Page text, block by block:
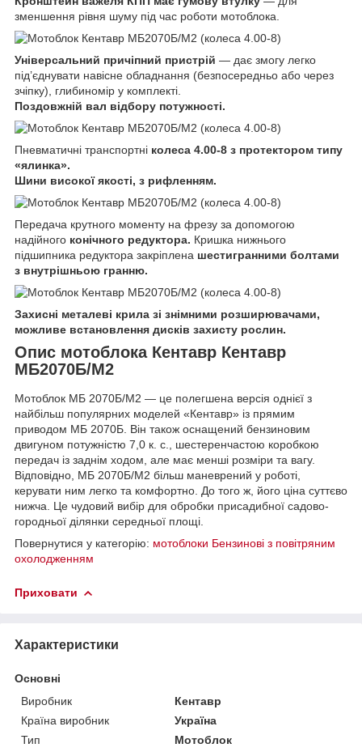
зменшення рівня шуму під час роботи мотоблока.
Універсальний причіпний пристрій — дає змогу легко
під’єднувати навісне обладнання (безпосередньо або через
зчіпку), глибиномір у комплекті.
Поздовжній вал відбору потужності.
Пневматичні транспортні колеса 4.00-8 з протектором типу
«ялинка».
Шини високої якості, з рифленням.
Передача крутного моменту на фрезу за допомогою
надійного конічного редуктора. Кришка нижнього
підшипника редуктора закріплена шестигранними болтами
з внутрішньою гранню.
Захисні металеві крила зі знімними розширювачами,
можливе встановлення дисків захисту рослин.
Опис мотоблока Кентавр Кентавр
МБ2070Б/М2
Мотоблок МБ 2070Б/М2 — це полегшена версія однієї з
найбільш популярних моделей «Кентавр» із прямим
приводом МБ 2070Б. Він також оснащений бензиновим
двигуном потужністю 7,0 к. с., шестеренчастою коробкою
передач із заднім ходом, але має менші розміри та вагу.
Відповідно, МБ 2070Б/М2 більш маневрений у роботі,
керувати ним легко та комфортно. До того ж, його ціна суттєво
нижча. Це чудовий вибір для обробки присадибної садово-
городньої ділянки середньої площі.
Повернутися у категорію: мотоблоки Бензинові з повітряним
охолодженням
Приховати
Характеристики
Основні
Виробник
Кентавр
Країна виробник
Україна
Тип
Мотоблок